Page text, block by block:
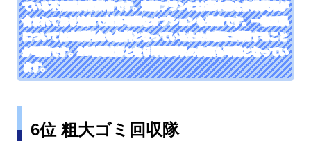
ている不用品回収業者です。定額プランには基本的な作業費用が
含まれており追加で対応可能なオプションも豊富です。一都三県
については出張料金も無料となっているため気軽に利用すること
が可能です。24時間対応となり即日回収の依頼も可能となってい
ます。
6位 粗大ゴミ回収隊